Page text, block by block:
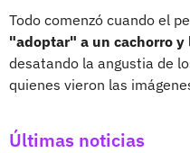
Todo comenzó cuando el
"adoptar" a un cachorro
desatando la angustia de
quienes vieron las
Últimas noticias